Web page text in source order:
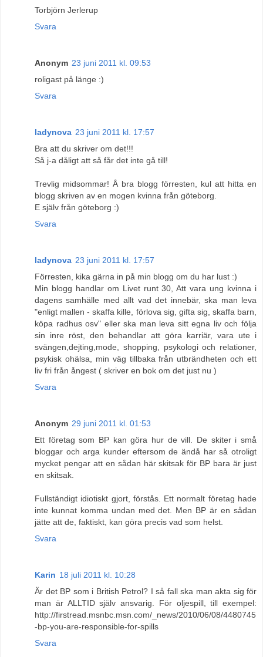
Torbjörn Jerlerup
Svara
Anonym 23 juni 2011 kl. 09:53
roligast på länge :)
Svara
ladynova 23 juni 2011 kl. 17:57
Bra att du skriver om det!!!
Så j-a dåligt att så får det inte gå till!
Trevlig midsommar! Å bra blogg förresten, kul att hitta en
blogg skriven av en mogen kvinna från göteborg.
E själv från göteborg :)
Svara
ladynova 23 juni 2011 kl. 17:57
Förresten, kika gärna in på min blogg om du har lust :)
Min blogg handlar om Livet runt 30, Att vara ung kvinna i
dagens samhälle med allt vad det innebär, ska man leva
"enligt mallen - skaffa kille, förlova sig, gifta sig, skaffa barn,
köpa radhus osv" eller ska man leva sitt egna liv och följa
sin inre röst, den behandlar att göra karriär, vara ute i
svängen,dejting,mode, shopping, psykologi och relationer,
psykisk ohälsa, min väg tillbaka från utbrändheten och ett
liv fri från ångest ( skriver en bok om det just nu )
Svara
Anonym 29 juni 2011 kl. 01:53
Ett företag som BP kan göra hur de vill. De skiter i små
bloggar och arga kunder eftersom de ändå har så otroligt
mycket pengar att en sådan här skitsak för BP bara är just
en skitsak.
Fullständigt idiotiskt gjort, förstås. Ett normalt företag hade
inte kunnat komma undan med det. Men BP är en sådan
jätte att de, faktiskt, kan göra precis vad som helst.
Svara
Karin 18 juli 2011 kl. 10:28
Är det BP som i British Petrol? I så fall ska man akta sig för
man är ALLTID själv ansvarig. För oljespill, till exempel:
http://firstread.msnbc.msn.com/_news/2010/06/08/4480745
-bp-you-are-responsible-for-spills
Svara